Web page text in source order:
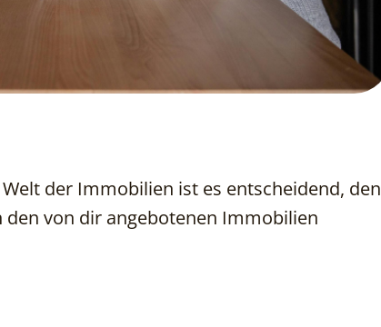
der Immobilien ist es entscheidend, den
von dir angebotenen Immobilien